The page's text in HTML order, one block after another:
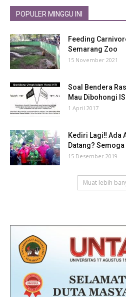
POPULER MINGGU INI
Feeding
Semarang Zoo
15 November 2021
Soal Bendera
Mau Dibohongi
1 April 2017
Kediri Lagi‼ Ada
Datang?
15 Desember 2019
Muat lebih